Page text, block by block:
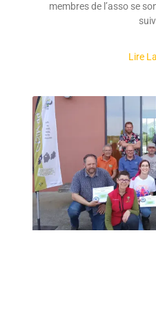
membres de l’asso se
Lire